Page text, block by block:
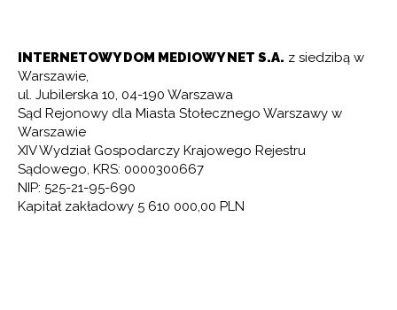
INTERNETOWY DOM MEDIOWY NET S.A. z siedzibą w
Warszawie,
ul. Jubilerska 10, 04-190 Warszawa
Sąd Rejonowy dla Miasta Stołecznego Warszawy w
Warszawie
XIV Wydział Gospodarczy Krajowego Rejestru
Sądowego, KRS: 0000300667
NIP: 525-21-95-690
Kapitał zakładowy 5 610 000,00 PLN